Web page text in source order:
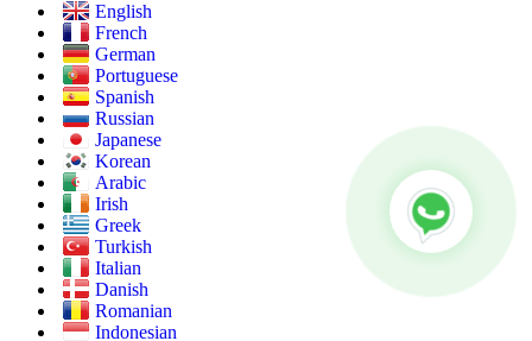
English
French
German
Portuguese
Spanish
Russian
Japanese
Korean
Arabic
Irish
Greek
Turkish
Italian
Danish
Romanian
Indonesian